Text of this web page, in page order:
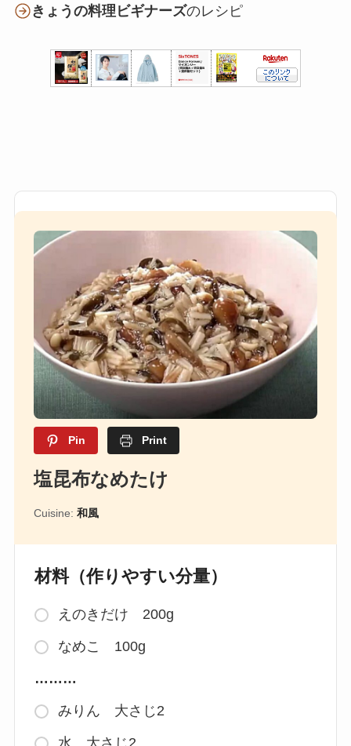
きょうの料理ビギナーズのレシピ
Pin Print
塩昆布なめたけ
Cuisine: 和風
材料（作りやすい分量）
えのきだけ 200g
なめこ 100g
………
みりん 大さじ2